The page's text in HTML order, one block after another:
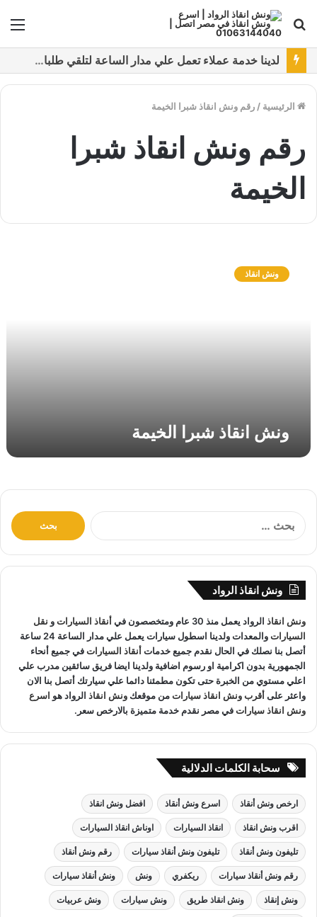
بحث
عن
نقدم خدمات متعددة لدفع خدمة ونش انقاذ سيارات باستخدام طرق دفع متعددة كما نتميز بتقديم أرخص سعر و أعلي جوده
الرئيسية / رقم ونش انقاذ شبرا الخيمة
رقم ونش انقاذ شبرا
الخيمة
ل
م
ونش انقاذ
ونش انقاذ شبرا الخيمة
:
ونش انقاذ الرواد
ونش انقاذ الرواد يعمل منذ 30 عام ومتخصصون في أنقاذ السياراتو نقل
السيارات
والمعدات ولدينا اسطول سيارات يعمل علي مدار الساعة 24 ساعة
أتصل بنا نصلك في الحال نقدم جميع خدماتأنقاذ السياراتفي جميع أنحاء
الجمهورية بدون اكرامية او رسوم اضافية ولدينا ايضا فريق سائقين مدرب علي
اعلي مستوي من الخبرة حتى تكون مطمئنا دائما علي سيارتك أتصل بنا الان
واعثر علىأقرب ونش انقاذ سياراتمن موقعك ونش انقاذ الرواد هو اسرع
ونش انقاذ سياراتفي مصر نقدم خدمة متميزة بالارخص سعر.
سحابة الكلمات الدلالية
ارخص ونش أنقاذ اسرع ونش أنقاذ افضل ونش انقاذ
اقرب ونش انقاذ انقاذ السيارات اوناش انقاذ السيارات
تليفون ونش أنقاذ تليفون ونش أنقاذ سيارات رقم ونش أنقاذ
رقم ونش أنقاذ سيارات ريكفري ونش ونش أنقاذ سيارات
ونش إنقاذ ونش انقاذ طريق ونش سيارات ونش عربيات